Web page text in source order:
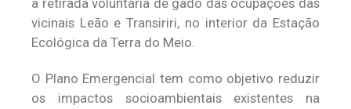
a retirada voluntária de gado das ocupações das
vicinais Leão e Transiriri, no interior da Estação
Ecológica da Terra do Meio.
O Plano Emergencial tem como objetivo reduzir
os impactos socioambientais existentes na